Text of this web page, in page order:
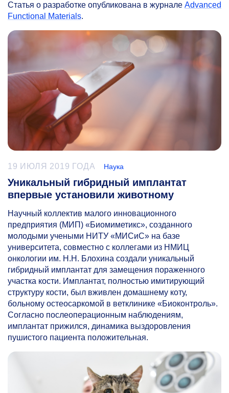
Статья о разработке опубликована в журнале Advanced
Functional Materials.
19 ИЮЛЯ 2019 ГОДА Наука
Уникальный гибридный имплантат
впервые установили животному
Научный коллектив малого инновационного
предприятия (МИП) «Биомиметикс», созданного
молодыми учеными НИТУ «МИСиС» на базе
университета, совместно с коллегами из НМИЦ
онкологии им. Н.Н. Блохина создали уникальный
гибридный имплантат для замещения пораженного
участка кости. Имплантат, полностью имитирующий
структуру кости, был вживлен домашнему коту,
больному остеосаркомой в ветклинике «Биоконтроль».
Согласно послеоперационным наблюдениям,
имплантат прижился, динамика выздоровления
пушистого пациента положительная.